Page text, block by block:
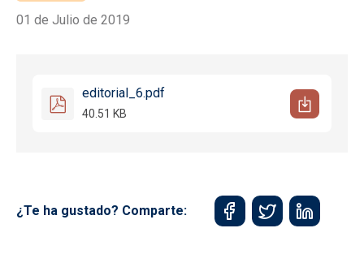
01 de Julio de 2019
editorial_6.pdf
40.51 KB
¿Te ha gustado? Comparte: